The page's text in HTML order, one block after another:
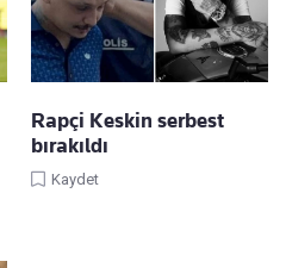
Rapçi Keskin serbest
bırakıldı
Kaydet